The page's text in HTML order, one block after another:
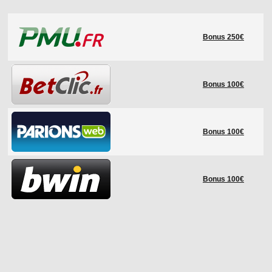
LES STADES
HISTORIQUE
COUPE DES CONFÉDÉRATIONS
Bonus 250€
Bonus 100€
Bonus 100€
Bonus 100€